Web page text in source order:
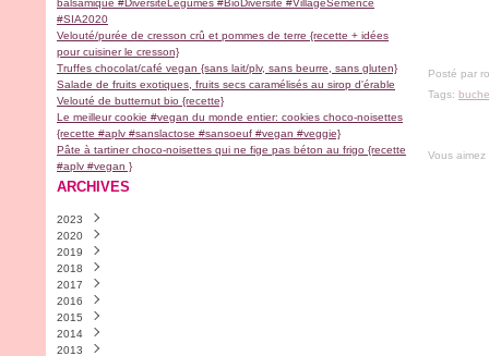
balsamique #DiversitéLégumes #BioDiversité #VillageSemence
#SIA2020
Velouté/purée de cresson crû et pommes de terre {recette + idées
pour cuisiner le cresson}
Truffes chocolat/café vegan {sans lait/plv, sans beurre, sans gluten}
Salade de fruits exotiques, fruits secs caramélisés au sirop d'érable
Velouté de butternut bio {recette}
Le meilleur cookie #vegan du monde entier: cookies choco-noisettes
{recette #aplv #sanslactose #sansoeuf #vegan #veggie}
Pâte à tartiner choco-noisettes qui ne fige pas béton au frigo {recette
#aplv #vegan }
ARCHIVES
2023
Novembre
2020
Avril
Février
Janvier
2019
Décembre
Novembre
Septembre
Août
Juillet
Mai(1)
2018
Décembre
Septembre
Juillet
Juin
Mars
2017
Décembre
Novembre
Octobre
Septembre
2016
Décembre
Novembre
Octobre
2015
Décembre
Novembre
2014
Décembre
2013
Posté par
Tags:
Vous aimez